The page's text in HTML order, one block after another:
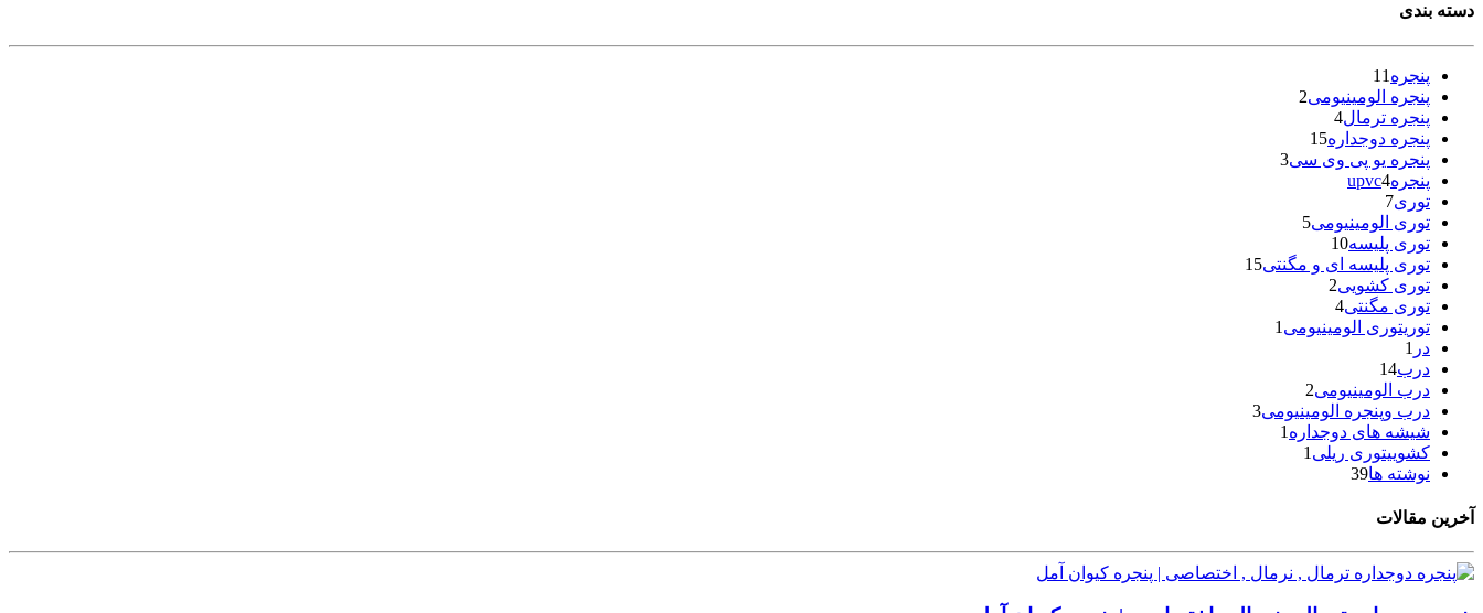
دسته بندی
پنجره 11
پنجره الومینیومی2
پنجره ترمال4
پنجره دوجداره15
پنجره یو پی وی سی3
پنجرهupvc4
توری7
توری الومینیومی5
توری پلیسه10
توری پلیسه ای و مگنتی15
توری کشویی2
توری مگنتی4
توریتوری الومینیومی 1
در 1
درب14
درب الومینیومی2
درب وپنجره الومینیومی3
شیشه های دوجداره 1
کشوییتوری ریلی 1
نوشته ها39
آخرین مقالات